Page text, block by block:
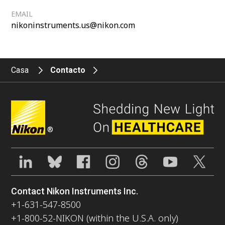
EMAIL
nikoninstruments.us@nikon.com
Casa Contacto
®
Contact Nikon Instruments Inc.
+1-631-547-8500
+1-800-52-NIKON (within the U.S.A. only)